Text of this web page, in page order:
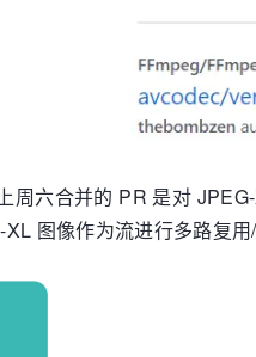
周六合并的 PR 是对
图像作为流进行多路复